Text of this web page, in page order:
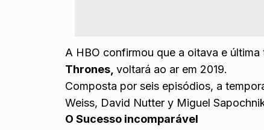
A HBO confirmou que a oitava e
Thrones, voltará ao ar em 2019.
Composta por seis episódios, a
Weiss, David Nutter y Miguel
O Sucesso incomparável